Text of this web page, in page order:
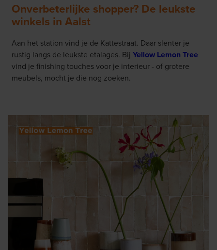
Onverbeterlijke shopper? De leukste
winkels in Aalst
Aan het station vind je de Kattestraat. Daar slenter je
rustig langs de leukste etalages. Bij Yellow Lemon Tree
vind je finishing touches voor je interieur - of grotere
meubels, mocht je die nog zoeken.